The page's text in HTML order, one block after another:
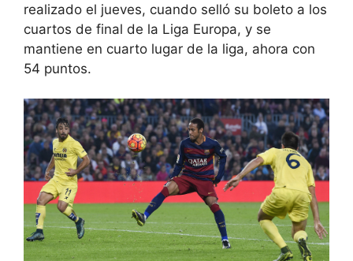
realizado el jueves, cuando selló su boleto a los
cuartos de final de la Liga Europa, y se
mantiene en cuarto lugar de la liga, ahora con
54 puntos.